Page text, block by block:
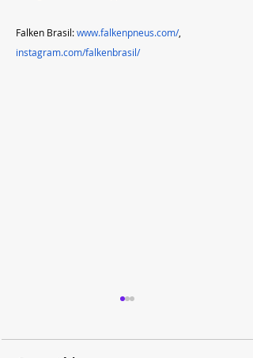
Falken Brasil: www.falkenpneus.com/,
instagram.com/falkenbrasil/